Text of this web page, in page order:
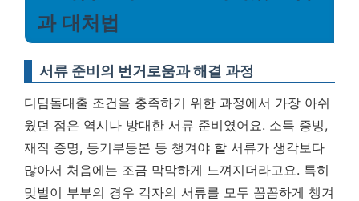
과 대처법
서류 준비의 번거로움과 해결 과정
디딤돌대출 조건을 충족하기 위한 과정에서 가장 아쉬
웠던 점은 역시나 방대한 서류 준비였어요. 소득 증빙,
재직 증명, 등기부등본 등 챙겨야 할 서류가 생각보다
많아서 처음에는 조금 막막하게 느껴지더라고요. 특히
맞벌이 부부의 경우 각자의 서류를 모두 꼼꼼하게 챙겨